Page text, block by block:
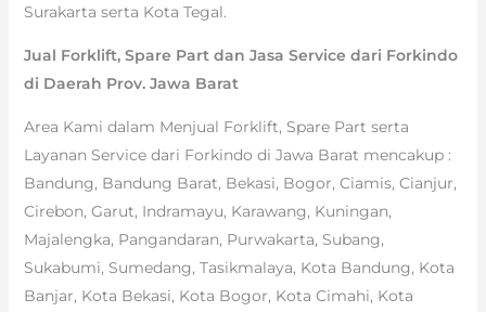
Surakarta serta Kota Tegal.
Jual Forklift, Spare Part dan Jasa Service dari Forkindo
di Daerah Prov. Jawa Barat
Area Kami dalam Menjual Forklift, Spare Part serta
Layanan Service dari Forkindo di Jawa Barat mencakup :
Bandung, Bandung Barat, Bekasi, Bogor, Ciamis, Cianjur,
Cirebon, Garut, Indramayu, Karawang, Kuningan,
Majalengka, Pangandaran, Purwakarta, Subang,
Sukabumi, Sumedang, Tasikmalaya, Kota Bandung, Kota
Banjar, Kota Bekasi, Kota Bogor, Kota Cimahi, Kota